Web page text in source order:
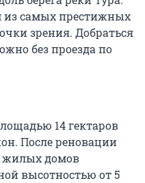
из самых престижных
зрения. Добраться
без проезда по
14 гектаров
После реновации
жилых домов
высотностью от 5